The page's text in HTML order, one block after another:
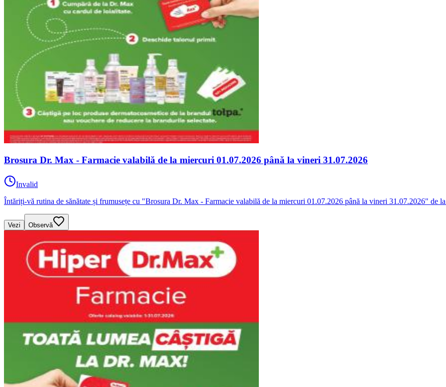
Brosura Dr. Max - Farmacie valabilă de la miercuri 01.07.2026 până la vineri 31.07.2026
Invalid
Întăriți-vă rutina de sănătate și frumusețe cu "Brosura Dr. Max - Farmacie valabilă de la miercuri 01.07.2026 până la vineri 31.07.2026" de
Vezi Observă